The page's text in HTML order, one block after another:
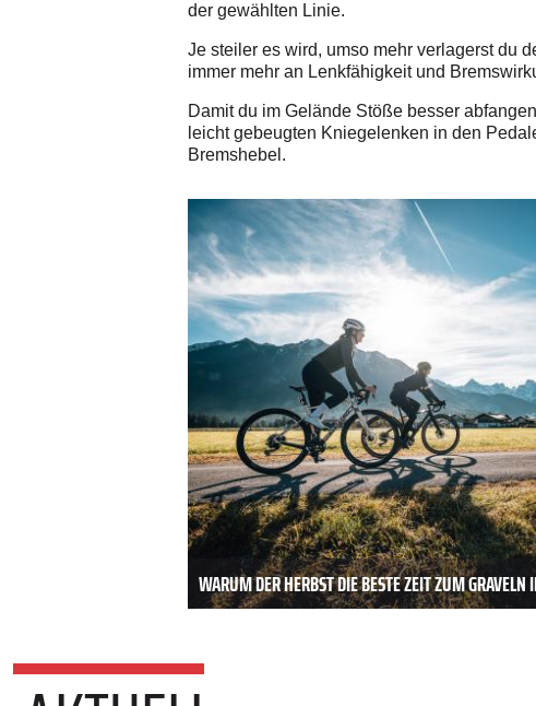
der gewählten Linie.
Je steiler es wird, umso mehr verlagerst du
immer mehr an Lenkfähigkeit und
Damit du im Gelände Stöße besser
leicht gebeugten Kniegelenken in den
Bremshebel.
WARUM DER HERBST DIE BESTE ZEIT ZUM GRAVELN